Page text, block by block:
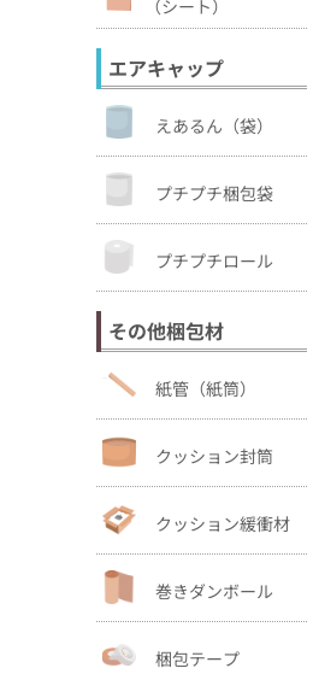
（シート）
エアキャップ
えあるん（袋）
プチプチ梱包袋
プチプチロール
その他梱包材
紙管（紙筒）
クッション封筒
クッション緩衝材
巻きダンボール
梱包テープ